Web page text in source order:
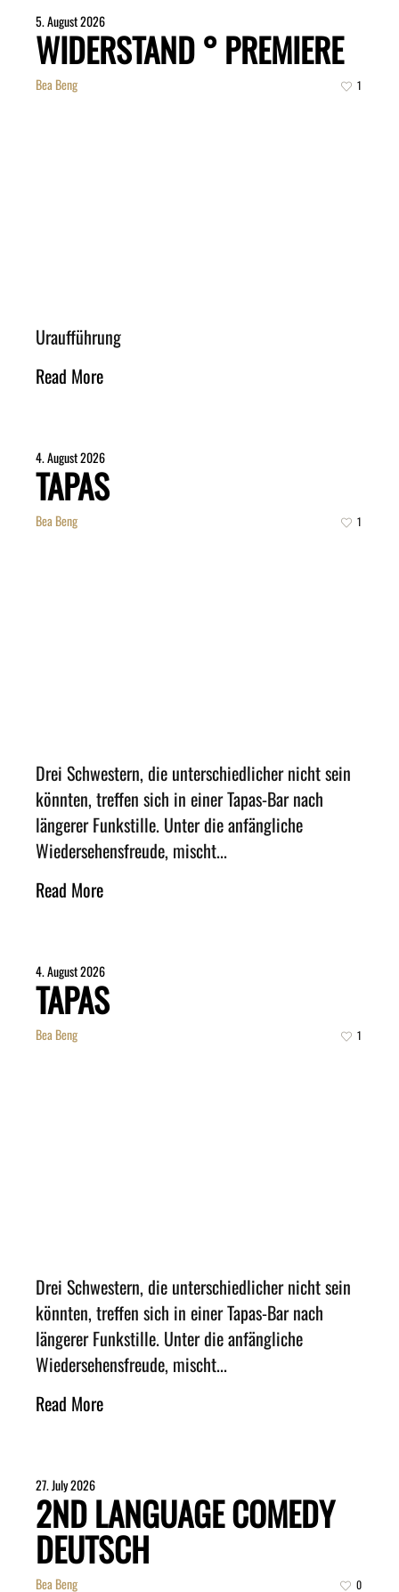
5. August 2026
WIDERSTAND ° PREMIERE
Bea Beng 1
Uraufführung
Read More
4. August 2026
TAPAS
Bea Beng 1
Drei Schwestern, die unterschiedlicher nicht sein
könnten, treffen sich in einer Tapas-Bar nach
längerer Funkstille. Unter die anfängliche
Wiedersehensfreude, mischt...
Read More
4. August 2026
TAPAS
Bea Beng 1
Drei Schwestern, die unterschiedlicher nicht sein
könnten, treffen sich in einer Tapas-Bar nach
längerer Funkstille. Unter die anfängliche
Wiedersehensfreude, mischt...
Read More
27. July 2026
2ND LANGUAGE COMEDY
DEUTSCH
Bea Beng 0